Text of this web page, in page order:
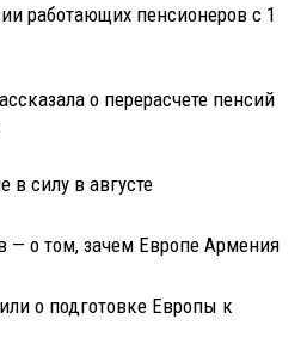
работающих пенсионеров с 1
о перерасчете пенсий
силу в августе
— о том, зачем Европе Армения
о подготовке Европы к